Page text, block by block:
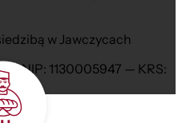
w Jawczycach
NIP: 1130005947 — KRS: